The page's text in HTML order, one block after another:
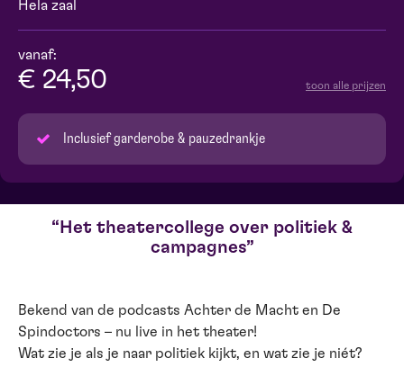
Hela zaal
vanaf:
€ 24,50 toon alle prijzen
Inclusief garderobe & pauzedrankje
Het theatercollege over politiek &
campagnes
Bekend van de podcasts Achter de Macht en De
Spindoctors – nu live in het theater!
Wat zie je als je naar politiek kijkt, en wat zie je niét?